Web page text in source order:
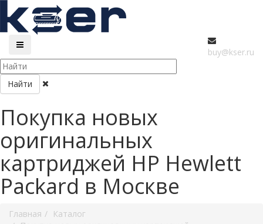
buy@kser.ru
Найти
Покупка новых
оригинальных
картриджей HP Hewlett
Packard в Москве
Главная
Каталог